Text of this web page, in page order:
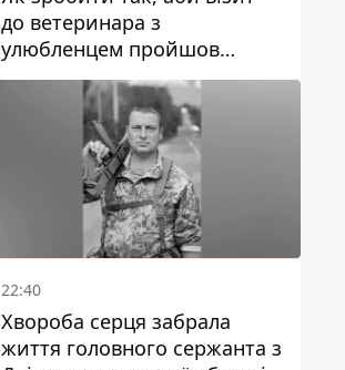
до ветеринара з
улюбленцем пройшов
спокійно: прості поради
22:40
Хвороба серця забрала
життя головного сержанта з